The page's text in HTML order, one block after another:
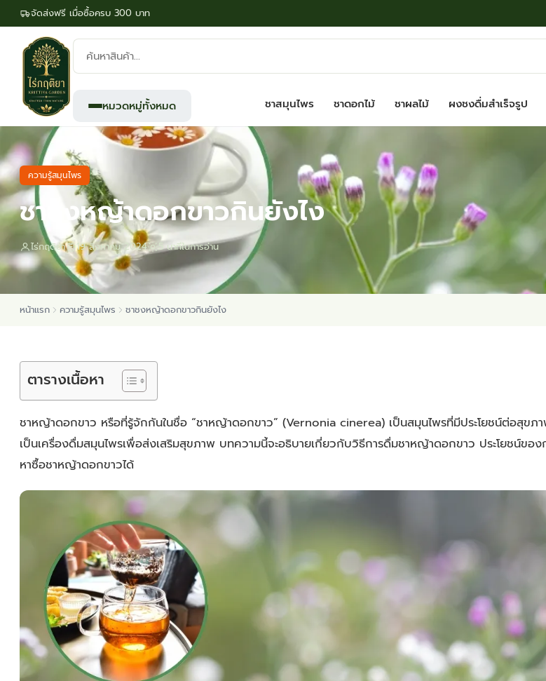
จัดส่งฟรี เมื่อซื้อครบ 300 บาท
ค้นหา
สินค้า:
หมวดหมู่ทั้งหมด ชาสมุนไพร ชาดอกไม้ ชาผลไม้ ผงชงดื่มสำเร็จรูป
ความรู้สมุนไพร
ชาชงหญ้าดอกขาวกินยังไง
ไร่กฤติยา 19 สิงหาคม 2024 5 นาทีในการอ่าน
หน้าแรก ความรู้สมุนไพร ชาชงหญ้าดอกขาวกินยังไง
ตารางเนื้อหา
ชาหญ้าดอกขาว หรือที่รู้จักกันในชื่อ “ชาหญ้าดอกขาว” (Vernonia cinerea) เป็นสมุนไพรที่มีประโยชน์ต่อสุขภา
เป็นเครื่องดื่มสมุนไพรเพื่อส่งเสริมสุขภาพ บทความนี้จะอธิบายเกี่ยวกับวิธีการดื่มชาหญ้าดอกขาว ประโยชน์ของ
หาซื้อชาหญ้าดอกขาวได้